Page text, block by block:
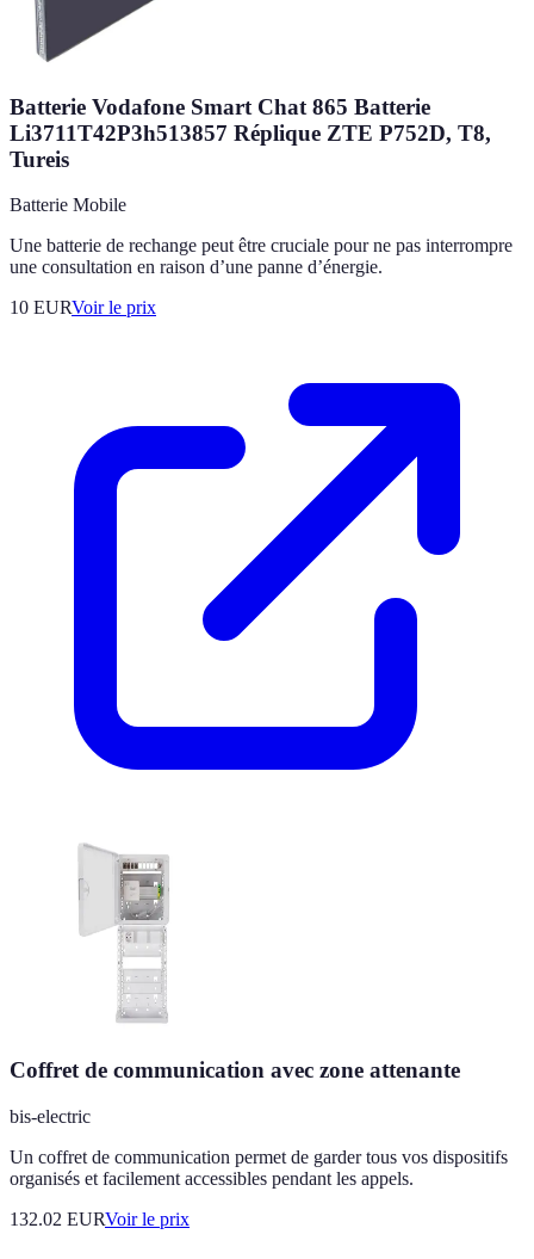
Batterie Vodafone Smart Chat 865 Batterie
Li3711T42P3h513857 Réplique ZTE P752D, T8,
Tureis
Batterie Mobile
Une batterie de rechange peut être cruciale pour ne pas interrompre
une consultation en raison d’une panne d’énergie.
10 EURVoir le prix
Coffret de communication avec zone attenante
bis-electric
Un coffret de communication permet de garder tous vos dispositifs
organisés et facilement accessibles pendant les appels.
132.02 EURVoir le prix